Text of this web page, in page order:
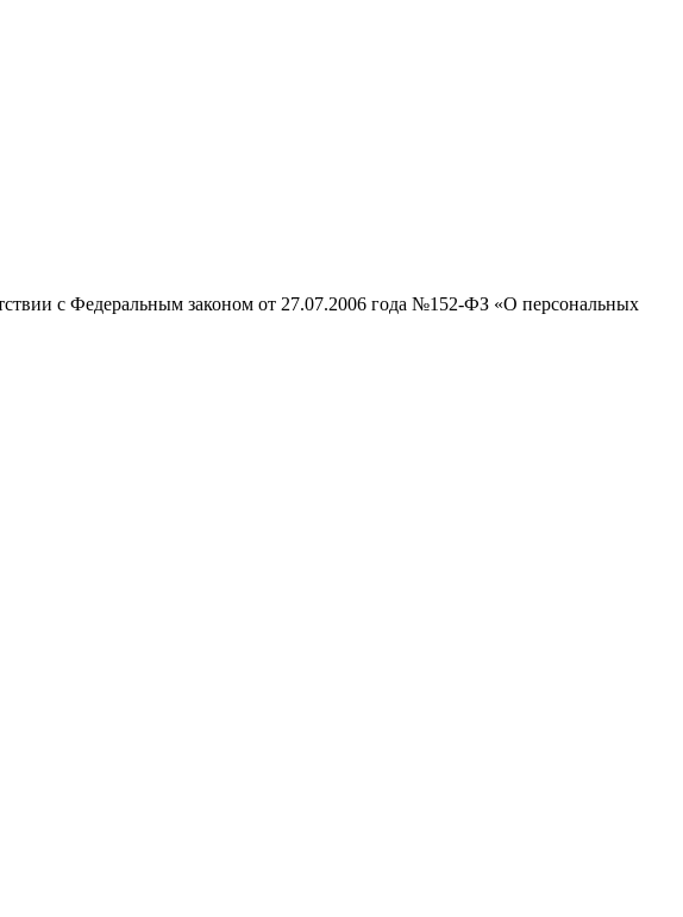
с Федеральным законом от 27.07.2006 года №152-ФЗ «О персональных